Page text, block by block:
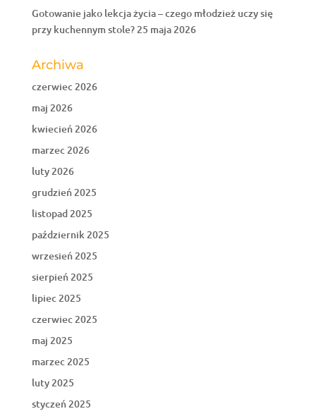
Gotowanie jako lekcja życia – czego młodzież uczy się
przy kuchennym stole? 25 maja 2026
Archiwa
czerwiec 2026
maj 2026
kwiecień 2026
marzec 2026
luty 2026
grudzień 2025
listopad 2025
październik 2025
wrzesień 2025
sierpień 2025
lipiec 2025
czerwiec 2025
maj 2025
marzec 2025
luty 2025
styczeń 2025